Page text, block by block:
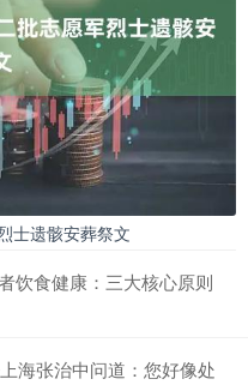
士遗骸安葬祭文
饮食健康：三大核心原则
海张治中问道：您好像处